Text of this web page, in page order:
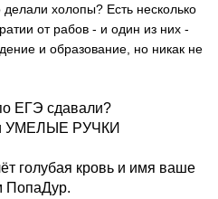
холопы? Есть несколько
от рабов - и один из них -
и образование, но никак не
ЕГЭ сдавали?
УМЕЛЫЕ РУЧКИ
голубая кровь и имя ваше
ПопаДур.